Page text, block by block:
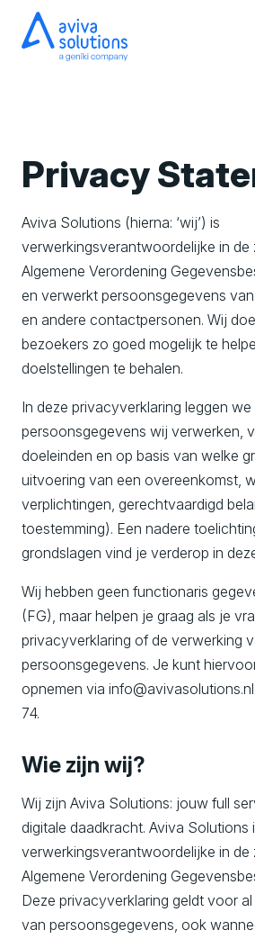
v
S
o
l
u
t
o
n
s
Privacy
Aviva Solutions (hierna: ‘wij’) is
verwerkingsverantwoordelijke in de
Algemene Verordening
en verwerkt persoonsgegevens
en andere contactpersonen. Wij
bezoekers zo goed mogelijk te
doelstellingen te behalen.
In deze privacyverklaring leggen we
persoonsgegevens wij verwerken,
doeleinden en op basis van welke
uitvoering van een overeenkomst,
verplichtingen, gerechtvaardigd
toestemming). Een nadere
grondslagen vind je verderop in
Wij hebben geen functionaris
(FG), maar helpen je graag als je
privacyverklaring of de verwerking
persoonsgegevens. Je kunt
opnemen via
74.
Wie zijn wij?
Wij zijn Aviva Solutions: jouw full
digitale daadkracht. Aviva Solutions
verwerkingsverantwoordelijke in de
Algemene Verordening
Deze privacyverklaring geldt voor
van persoonsgegevens, ook